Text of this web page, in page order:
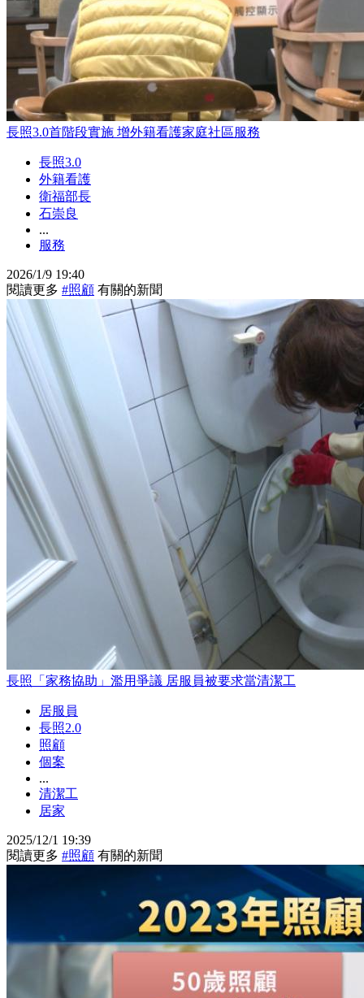
長照3.0首階段實施 增外籍看護家庭社區服務
長照3.0
外籍看護
衛福部長
石崇良
...
服務
2026/1/9 19:40
閱讀更多 #照顧 有關的新聞
長照「家務協助」濫用爭議 居服員被要求當清潔工
居服員
長照2.0
照顧
個案
...
清潔工
居家
2025/12/1 19:39
閱讀更多 #照顧 有關的新聞